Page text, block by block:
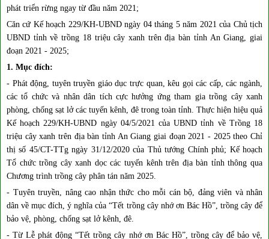
phát triển rừng ngay từ đầu năm 2021;
Căn cứ Kế hoạch 229/KH-UBND ngày 04 tháng 5 năm 2021 của Chủ tịch
UBND tỉnh về trồng 18 triệu cây xanh trên địa bàn tỉnh An Giang, giai
đoạn 2021 - 2025;
1. Mục đích:
- Phát động, tuyên truyền giáo dục trực quan, kêu gọi các cấp, các ngành,
các tổ chức và nhân dân tích cực hưởng ứng tham gia trồng cây xanh
phòng, chống sạt lở các tuyến kênh, đê trong toàn tỉnh. Thực hiện hiệu quả
Kế hoạch 229/KH-UBND ngày 04/5/2021 của UBND tỉnh về Trồng 18
triệu cây xanh trên địa bàn tỉnh An Giang giai đoạn 2021 - 2025 theo Chỉ
thị số 45/CT-TTg ngày 31/12/2020 của Thủ tướng Chính phủ; Kế hoạch
Tổ chức trồng cây xanh dọc các tuyến kênh trên địa bàn tỉnh thông qua
Chương trình trồng cây phân tán năm 2025.
- Tuyên truyền, nâng cao nhận thức cho mỗi cán bộ, đảng viên và nhân
dân về mục đích, ý nghĩa của “Tết trồng cây nhớ ơn Bác Hồ”, trồng cây để
bảo vệ, phòng, chống sạt lở kênh, đê.
- Từ Lễ phát động “Tết trồng cây nhớ ơn Bác Hồ”, trồng cây để bảo vệ,